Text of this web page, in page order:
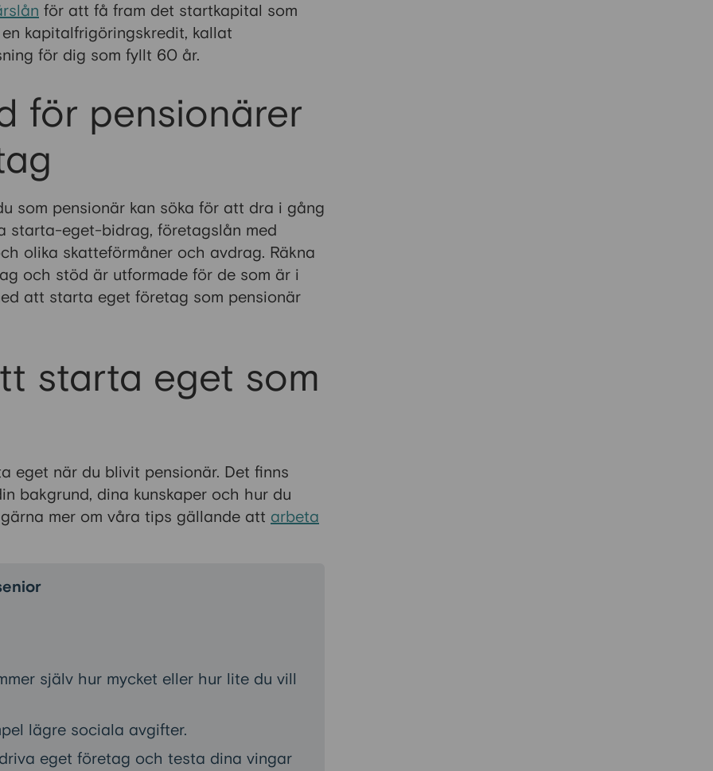
för att få fram det startkapital som
kapitalfrigöringskredit, kallat
för dig som fyllt 60 år.
för pensionärer
som pensionär kan söka för att dra i gång
starta-eget-bidrag, företagslån med
olika skatteförmåner och avdrag. Räkna
och stöd är utformade för de som är i
att starta eget företag som pensionär
starta eget som
eget när du blivit pensionär. Det finns
bakgrund, dina kunskaper och hur du
mer om våra tips gällande att arbeta
själv hur mycket eller hur lite du vill
lägre sociala avgifter.
eget företag och testa dina vingar